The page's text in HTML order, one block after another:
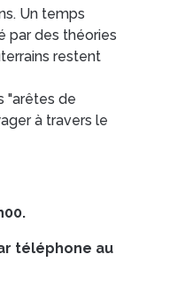
Un temps
par des théories
restent
"arêtes de
à travers le
téléphone au